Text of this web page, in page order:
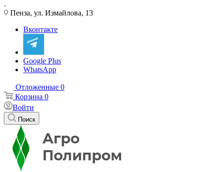
Пенза, ул. Измайлова, 13
Вконтакте
Google Plus
WhatsApp
Отложенные 0
Корзина 0
Войти
Поиск